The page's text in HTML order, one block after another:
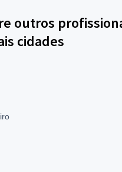
outros
cidades